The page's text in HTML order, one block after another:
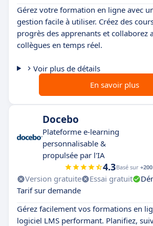
Gérez votre formation en ligne avec
gestion facile à utiliser. Créez des
progrès des apprenants et collaborez
collègues en temps réel.
Voir plus de détails
En savoir plus
Docebo
Plateforme e-learning
personnalisable &
propulsée par l'IA
4.3Basé sur
Version gratuite Essai gratuit
Tarif sur demande
Gérez facilement vos formations en
logiciel LMS performant. Planifiez,